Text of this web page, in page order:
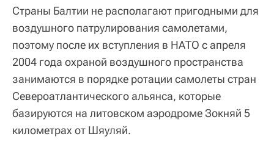
Страны Балтии не располагают пригодными для
воздушного патрулирования самолетами,
поэтому после их вступления в НАТО с апреля
2004 года охраной воздушного пространства
занимаются в порядке ротации самолеты стран
Североатлантического альянса, которые
базируются на литовском аэродроме Зокняй 5
километрах от Шяуляй.